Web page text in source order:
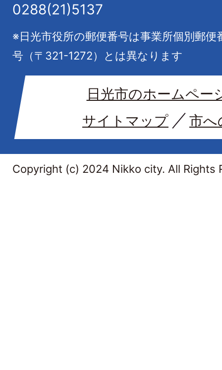
0288(21)5137
※日光市役所の郵便番号は事業所個別郵
号（〒321-1272）とは異なります
日光市のホームペー
サイトマップ
市へ
Copyright (c) 2024 Nikko city. All Rights